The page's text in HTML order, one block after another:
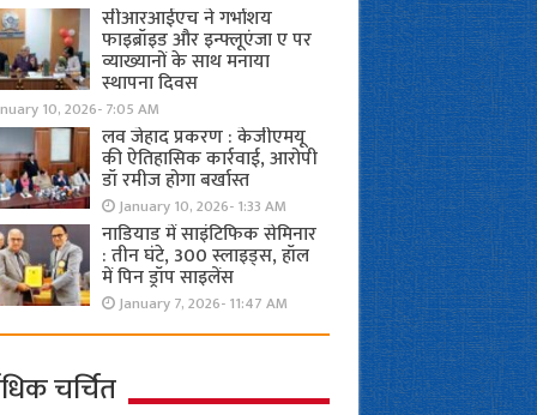
सीआरआईएच ने गर्भाशय
फाइब्रॉइड और इन्फ्लूएंजा ए पर
व्याख्यानों के साथ मनाया
स्थापना दिवस
10, 2026- 7:05 AM
लव जेहाद प्रकरण : केजीएमयू
की ऐतिहासिक कार्रवाई, आरोपी
डॉ रमीज होगा बर्खास्त
January 10, 2026- 1:33 AM
नाडियाड में साइंटिफिक सेमिनार
: तीन घंटे, 300 स्लाइड्स, हॉल
में पिन ड्रॉप साइलेंस
January 7, 2026- 11:47 AM
चर्चित